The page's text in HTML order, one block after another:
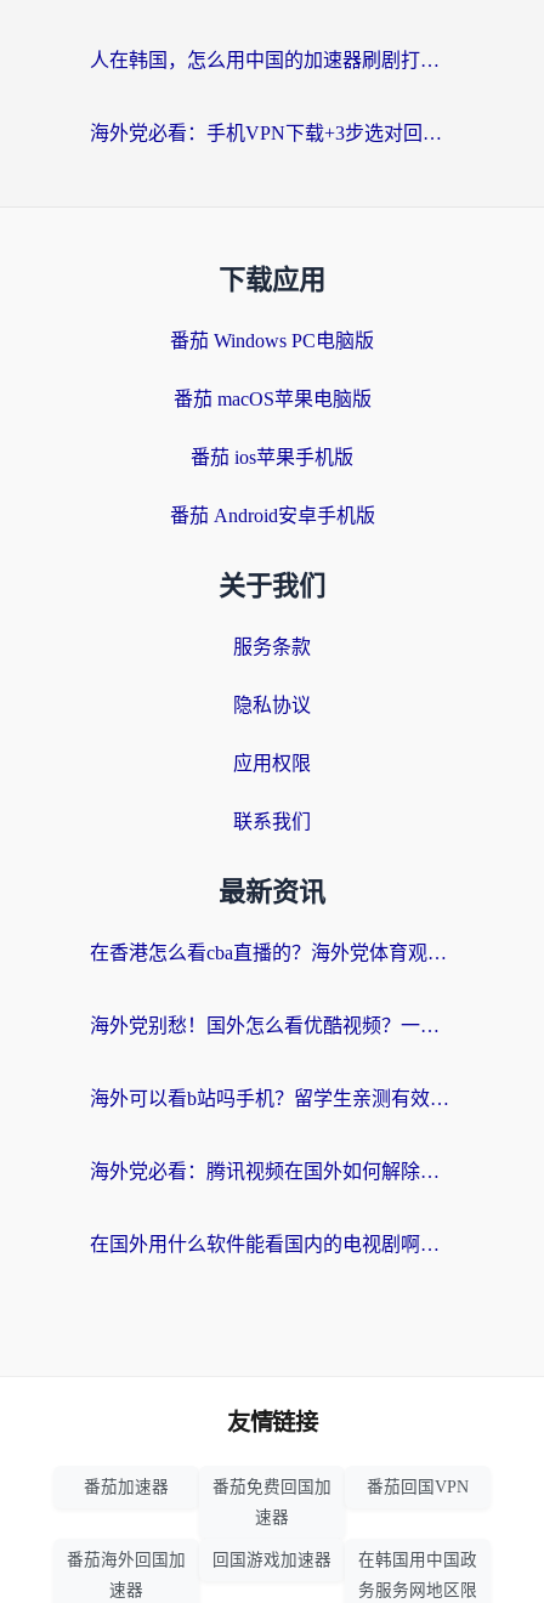
人在韩国，怎么用中国的加速器刷剧打游戏？这份真实体验指南给你答案
海外党必看：手机VPN下载+3步选对回国加速器，无缝刷国内资源不再愁
下载应用
番茄 Windows PC电脑版
番茄 macOS苹果电脑版
番茄 ios苹果手机版
番茄 Android安卓手机版
关于我们
服务条款
隐私协议
应用权限
联系我们
最新资讯
在香港怎么看cba直播的？海外党体育观赛终极指南：告别版权限制，畅享中文解说
海外党别愁！国外怎么看优酷视频？一招解决追剧、看直播难题
海外可以看b站吗手机？留学生亲测有效的回国加速指南
海外党必看：腾讯视频在国外如何解除地域限制？附优酷咪咕使用指南
在国外用什么软件能看国内的电视剧啊？留学生亲测有效的回国加速方案
友情链接
番茄加速器
番茄免费回国加
速器
番茄回国VPN
番茄海外回国加
速器
回国游戏加速器
在韩国用中国政
务服务网地区限